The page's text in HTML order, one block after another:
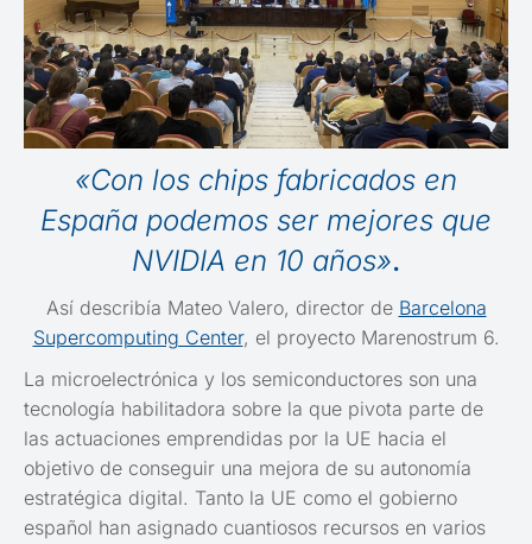
«Con los chips fabricados en
España podemos ser mejores que
NVIDIA en 10 años».
Así describía Mateo Valero, director de Barcelona
Supercomputing Center, el proyecto Marenostrum 6.
La microelectrónica y los semiconductores son una
tecnología habilitadora sobre la que pivota parte de
las actuaciones emprendidas por la UE hacia el
objetivo de conseguir una mejora de su autonomía
estratégica digital. Tanto la UE como el gobierno
español han asignado cuantiosos recursos en varios